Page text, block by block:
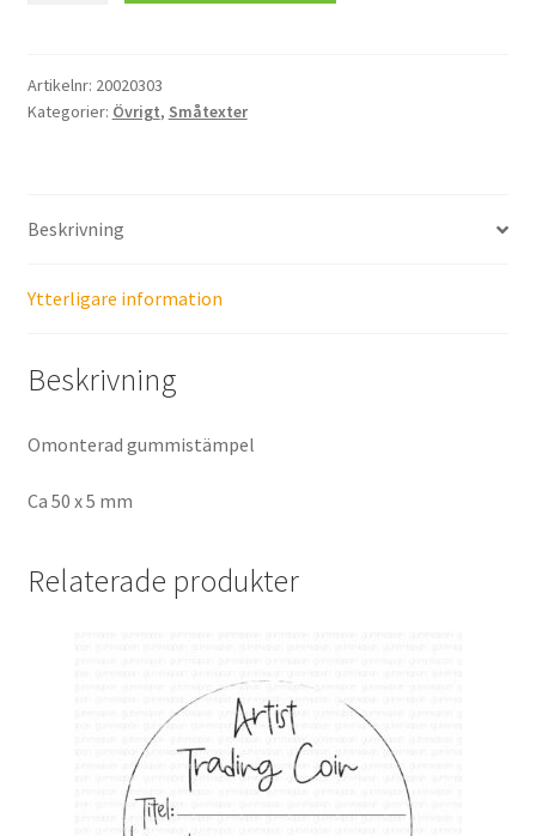
får
man
Artikelnr: 20020303
Kategorier: Övrigt, Småtexter
Beskrivning
Ytterligare information
Beskrivning
Omonterad gummistämpel
Ca 50 x 5 mm
Relaterade produkter